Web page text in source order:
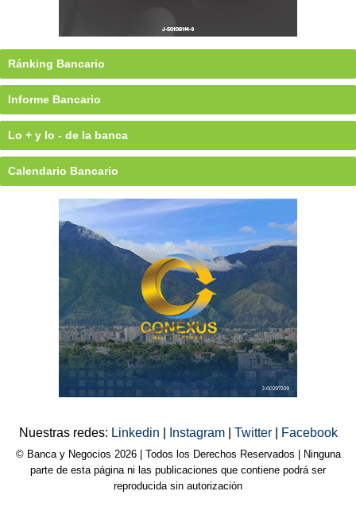
Ránking Bancario
Informe Bancario
Lo + y lo - de la banca
Calendario Bancario
Nuestras redes: Linkedin Instagram Twitter Facebook
© Banca y Negocios 2026 | Todos los Derechos Reservados | Ninguna
parte de esta página ni las publicaciones que contiene podrá ser
reproducida sin autorización